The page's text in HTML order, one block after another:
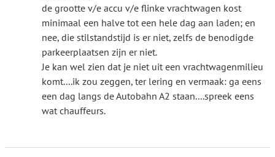
de grootte v/e accu v/e flinke vrachtwagen kost
minimaal een halve tot een hele dag aan laden; en
nee, die stilstandstijd is er niet, zelfs de benodigde
parkeerplaatsen zijn er niet.
Je kan wel zien dat je niet uit een vrachtwagenmilieu
komt....ik zou zeggen, ter lering en vermaak: ga eens
een dag langs de Autobahn A2 staan....spreek eens
wat chauffeurs.